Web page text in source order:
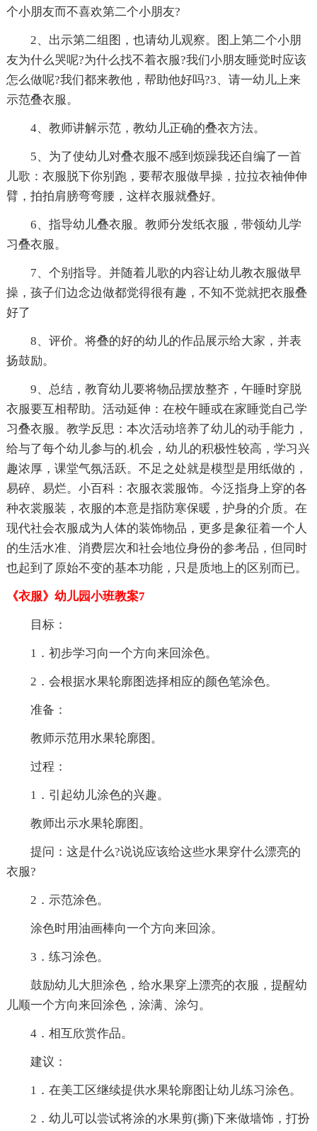
个小朋友而不喜欢第二个小朋友?
2、出示第二组图，也请幼儿观察。图上第二个小朋
友为什么哭呢?为什么找不着衣服?我们小朋友睡觉时应该
怎么做呢?我们都来教他，帮助他好吗?3、请一幼儿上来
示范叠衣服。
4、教师讲解示范，教幼儿正确的叠衣方法。
5、为了使幼儿对叠衣服不感到烦躁我还自编了一首
儿歌：衣服脱下你别跑，要帮衣服做早操，拉拉衣袖伸伸
臂，拍拍肩膀弯弯腰，这样衣服就叠好。
6、指导幼儿叠衣服。教师分发纸衣服，带领幼儿学
习叠衣服。
7、个别指导。并随着儿歌的内容让幼儿教衣服做早
操，孩子们边念边做都觉得很有趣，不知不觉就把衣服叠
好了
8、评价。将叠的好的幼儿的作品展示给大家，并表
扬鼓励。
9、总结，教育幼儿要将物品摆放整齐，午睡时穿脱
衣服要互相帮助。活动延伸：在校午睡或在家睡觉自己学
习叠衣服。教学反思：本次活动培养了幼儿的动手能力，
给与了每个幼儿参与的.机会，幼儿的积极性较高，学习兴
趣浓厚，课堂气氛活跃。不足之处就是模型是用纸做的，
易碎、易烂。小百科：衣服衣裳服饰。今泛指身上穿的各
种衣裳服装，衣服的本意是指防寒保暖，护身的介质。在
现代社会衣服成为人体的装饰物品，更多是象征着一个人
的生活水准、消费层次和社会地位身份的参考品，但同时
也起到了原始不变的基本功能，只是质地上的区别而已。
《衣服》幼儿园小班教案7
目标：
1．初步学习向一个方向来回涂色。
2．会根据水果轮廓图选择相应的颜色笔涂色。
准备：
教师示范用水果轮廓图。
过程：
1．引起幼儿涂色的兴趣。
教师出示水果轮廓图。
提问：这是什么?说说应该给这些水果穿什么漂亮的
衣服?
2．示范涂色。
涂色时用油画棒向一个方向来回涂。
3．练习涂色。
鼓励幼儿大胆涂色，给水果穿上漂亮的衣服，提醒幼
儿顺一个方向来回涂色，涂满、涂匀。
4．相互欣赏作品。
建议：
1．在美工区继续提供水果轮廓图让幼儿练习涂色。
2．幼儿可以尝试将涂的水果剪(撕)下来做墙饰，打扮